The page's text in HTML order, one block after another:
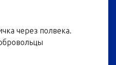
через полвека.